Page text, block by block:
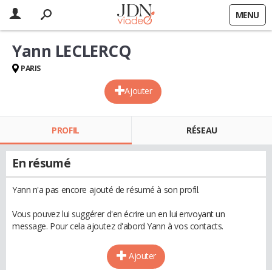
MENU
Ajouter
Yann LECLERCQ
PARIS
PROFIL RÉSEAU
En résumé
Yann n'a pas encore ajouté de résumé à son profil.
Vous pouvez lui suggérer d'en écrire un en lui envoyant un
message. Pour cela ajoutez d'abord Yann à vos contacts.
Ajouter